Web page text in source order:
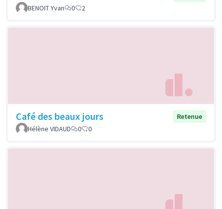
BENOIT Yvan
0 2
Café des beaux jours
Retenue
Hélène VIDAUD
0 0